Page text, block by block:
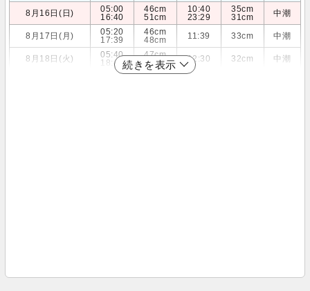
8月16日(日)
05:00
16:40
46cm
51cm
10:40
23:29
35cm
31cm
中潮
8月17日(月)
05:20
17:39
46cm
48cm
11:39 33cm 中潮
8月18日(火)
05:40
18:40
47cm
45cm
12:30 32cm 中潮
続きを表示